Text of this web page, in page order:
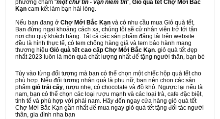
phương châm "một chữ tín - vạn niềm tin", Giỏ quà tết Chợ Mới Bắc
Kạn cam kết làm bạn hài lòng.
Nếu bạn đang ở Chợ Mới Bắc Kạn và có nhu cầu mua Giỏ quà tết,
Bạn đừng ngại khoảng cách xa, chúng tôi sẽ cử nhân viên trở tới tận
nơi cho quý khách hàng. Tất cả các sản phẩm đăng tải trên website
đều là hình thực tế, có tem chống hàng giả và tem bảo hành mang
thương hiệu Giỏ quà tết cao cấp Chợ Mới Bắc Kạn. giỏ quà tết đẹp
nhất 2023 luôn là món quà chất lượng nhất để tặng người thân, bạn bè
Tùy vào từng đối tượng mà bạn có thể chọn một chiếc hộp quà tết cho
phù hợp. Nếu đối tượng nhận quà là phụ nữ, bạn nên chọn các sản
phẩm giỏ trái cây, rượu nhẹ, có chocolate và đồ khô. Ngược lại nếu là
nam, bạn có thể chọn các loại rượu mạnh và các loại trà, cafe đặc biệt,
tinh tế và phù hợp với phái nam. Hãy đến ngay cửa hàng giỏ quà tết
Chợ Mới Bắc Kạn gần nhất để mua ngay giỏ quà tết tặng đối tác người
thân, gia đình nha bạn